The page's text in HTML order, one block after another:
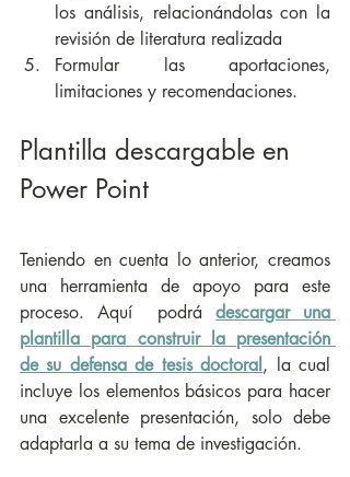
los análisis, relacionándolas con la
revisión de literatura realizada
Formular las aportaciones,
limitaciones y recomendaciones.
Plantilla descargable en
Power Point
Teniendo en cuenta lo anterior, creamos
una herramienta de apoyo para este
proceso. Aquí  podrá descargar una
plantilla para construir la presentación
de su defensa de tesis doctoral , la cual
incluye los elementos básicos para hacer
una excelente presentación, solo debe
adaptarla a su tema de investigación.